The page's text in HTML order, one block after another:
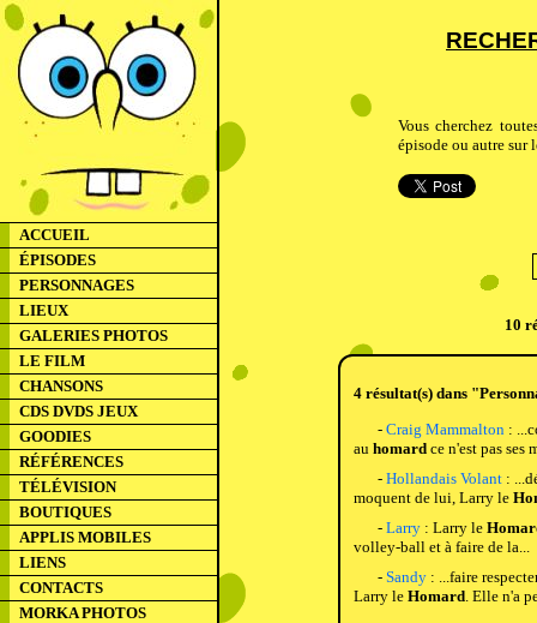
ACCUEIL
ÉPISODES
PERSONNAGES
LIEUX
GALERIES PHOTOS
LE FILM
CHANSONS
CDS DVDS JEUX
GOODIES
RÉFÉRENCES
TÉLÉVISION
BOUTIQUES
APPLIS MOBILES
LIENS
CONTACTS
MORKA PHOTOS
Vous cherchez
épisode ou autre sur
10
4 résultat(s) dans
- Craig Mammalton:
au homardce n'est pas ses
- Hollandais Volant:
moquent de lui, Larry le
- Larry: Larry le
volley-ball et à faire de la...
- Sandy: ...faire
Larry le Homard. Elle n'a